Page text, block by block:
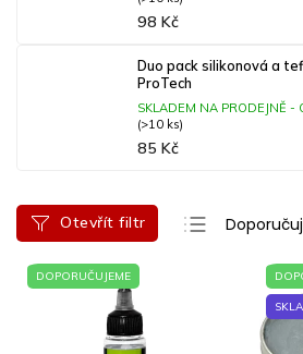
98 Kč
Duo pack silikonová a
ProTech
SKLADEM NA PRODEJNĚ -
(>10 ks)
85 Kč
Ř
a
Nejdražší
Otevřít filtr
V DOPORUČUJEME